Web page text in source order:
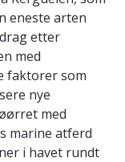
eneste arten
etter
med
faktorer som
nye
med
marine atferd
i havet rundt